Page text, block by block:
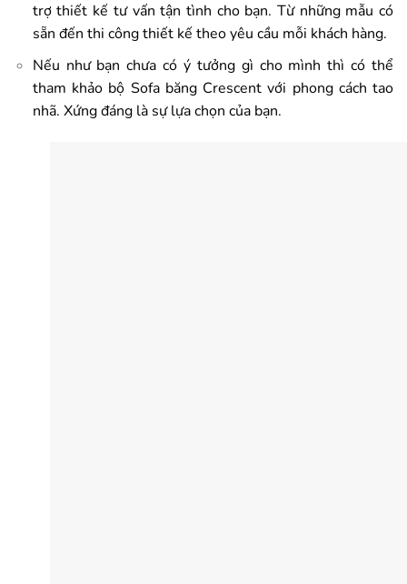
trợ thiết kế tư vấn tận tình cho bạn. Từ những mẫu có
sẵn đến thi công thiết kế theo yêu cầu mỗi khách hàng.
Nếu như bạn chưa có ý tưởng gì cho mình thì có thể
tham khảo bộ Sofa băng Crescent với phong cách tao
nhã. Xứng đáng là sự lựa chọn của bạn.